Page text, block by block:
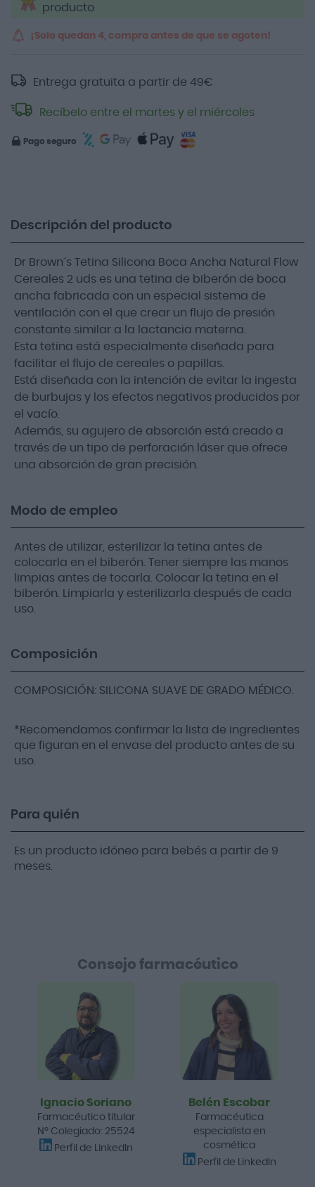
producto
¡Solo quedan 4, compra antes de que se agoten!
Entrega gratuita a partir de 49€
Recíbelo entre el martes y el miércoles
Pago seguro
Descripción del producto
Dr Brown´s Tetina Silicona Boca Ancha Natural Flow
Cereales 2 uds es una tetina de biberón de boca
ancha fabricada con un especial sistema de
ventilación con el que crear un flujo de presión
constante similar a la lactancia materna.
Esta tetina está especialmente diseñada para
facilitar el flujo de cereales o papillas.
Está diseñada con la intención de evitar la ingesta
de burbujas y los efectos negativos producidos por
el vacío.
Además, su agujero de absorción está creado a
través de un tipo de perforación láser que ofrece
una absorción de gran precisión.
Modo de empleo
Antes de utilizar, esterilizar la tetina antes de
colocarla en el biberón. Tener siempre las manos
limpias antes de tocarla. Colocar la tetina en el
biberón. Limpiarla y esterilizarla después de cada
uso.
Composición
COMPOSICIÓN: SILICONA SUAVE DE GRADO MÉDICO.
*Recomendamos confirmar la lista de ingredientes
que figuran en el envase del producto antes de su
uso.
Para quién
Es un producto idóneo para bebés a partir de 9
meses.
Consejo farmacéutico
Ignacio Soriano
Farmacéutico titular
Nº Colegiado: 25524
Perfil de LinkedIn
Belén Escobar
Farmacéutica
especialista en
cosmética
Perfil de LinkedIn